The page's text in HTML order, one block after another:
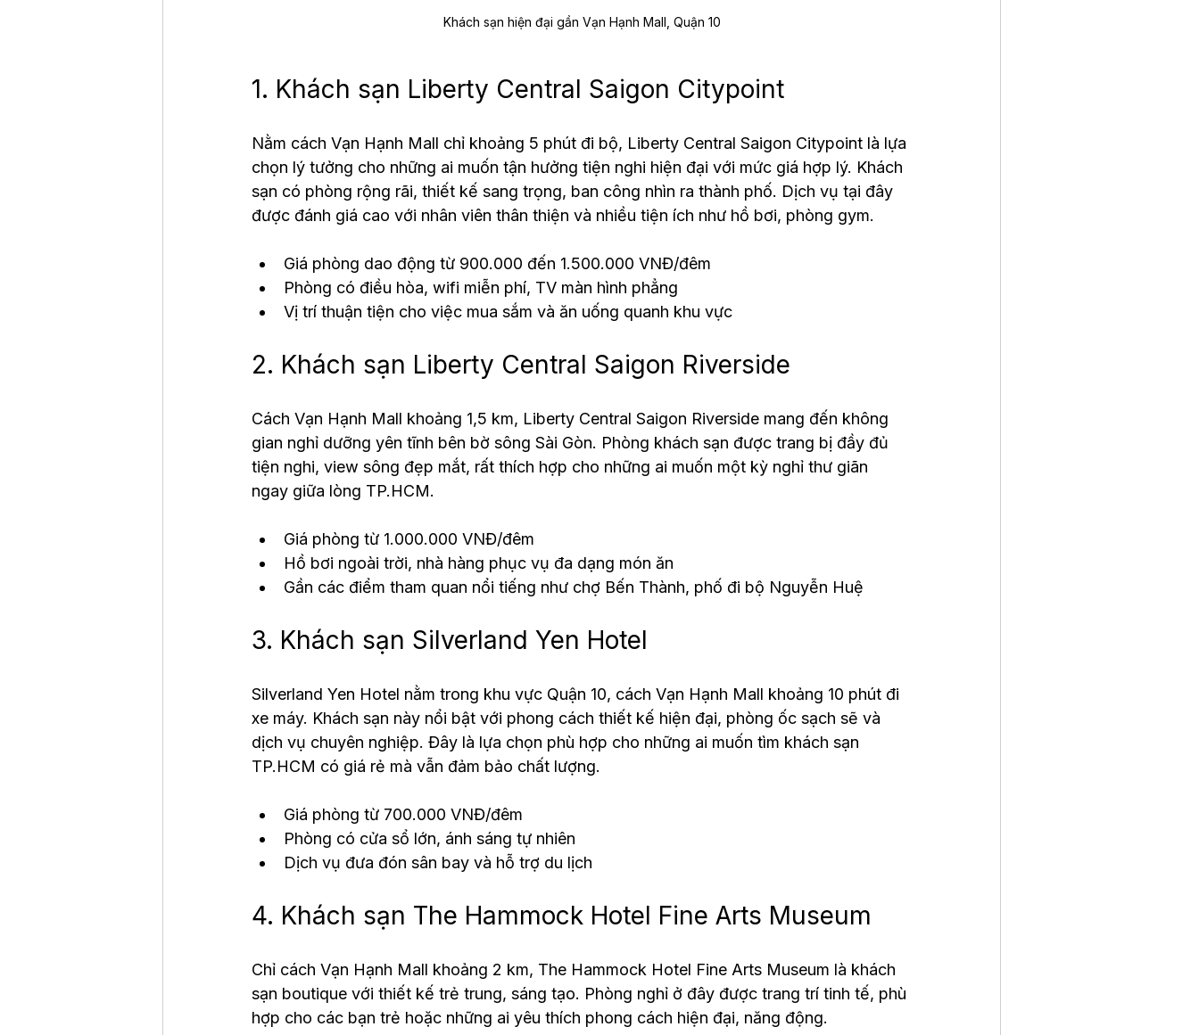
Khách sạn hiện đại gần Vạn Hạnh Mall, Quận 10
1. Khách sạn Liberty Central Saigon Citypoint
Nằm cách Vạn Hạnh Mall chỉ khoảng 5 phút đi bộ, Liberty Central Saigon Citypoint là lựa
chọn lý tưởng cho những ai muốn tận hưởng tiện nghi hiện đại với mức giá hợp lý. Khách
sạn có phòng rộng rãi, thiết kế sang trọng, ban công nhìn ra thành phố. Dịch vụ tại đây
được đánh giá cao với nhân viên thân thiện và nhiều tiện ích như hồ bơi, phòng gym.
Giá phòng dao động từ 900.000 đến 1.500.000 VNĐ/đêm
Phòng có điều hòa, wifi miễn phí, TV màn hình phẳng
Vị trí thuận tiện cho việc mua sắm và ăn uống quanh khu vực
2. Khách sạn Liberty Central Saigon Riverside
Cách Vạn Hạnh Mall khoảng 1,5 km, Liberty Central Saigon Riverside mang đến không
gian nghỉ dưỡng yên tĩnh bên bờ sông Sài Gòn. Phòng khách sạn được trang bị đầy đủ
tiện nghi, view sông đẹp mắt, rất thích hợp cho những ai muốn một kỳ nghỉ thư giãn
ngay giữa lòng TP.HCM.
Giá phòng từ 1.000.000 VNĐ/đêm
Hồ bơi ngoài trời, nhà hàng phục vụ đa dạng món ăn
Gần các điểm tham quan nổi tiếng như chợ Bến Thành, phố đi bộ Nguyễn Huệ
3. Khách sạn Silverland Yen Hotel
Silverland Yen Hotel nằm trong khu vực Quận 10, cách Vạn Hạnh Mall khoảng 10 phút đi
xe máy. Khách sạn này nổi bật với phong cách thiết kế hiện đại, phòng ốc sạch sẽ và
dịch vụ chuyên nghiệp. Đây là lựa chọn phù hợp cho những ai muốn tìm khách sạn
TP.HCM có giá rẻ mà vẫn đảm bảo chất lượng.
Giá phòng từ 700.000 VNĐ/đêm
Phòng có cửa sổ lớn, ánh sáng tự nhiên
Dịch vụ đưa đón sân bay và hỗ trợ du lịch
4. Khách sạn The Hammock Hotel Fine Arts Museum
Chỉ cách Vạn Hạnh Mall khoảng 2 km, The Hammock Hotel Fine Arts Museum là khách
sạn boutique với thiết kế trẻ trung, sáng tạo. Phòng nghỉ ở đây được trang trí tinh tế, phù
hợp cho các bạn trẻ hoặc những ai yêu thích phong cách hiện đại, năng động.